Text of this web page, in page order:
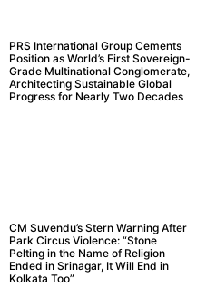
PRS International Group Cements
Position as World’s First Sovereign-
Grade Multinational Conglomerate,
Architecting Sustainable Global
Progress for Nearly Two Decades
CM Suvendu’s Stern Warning After
Park Circus Violence: “Stone
Pelting in the Name of Religion
Ended in Srinagar, It Will End in
Kolkata Too”